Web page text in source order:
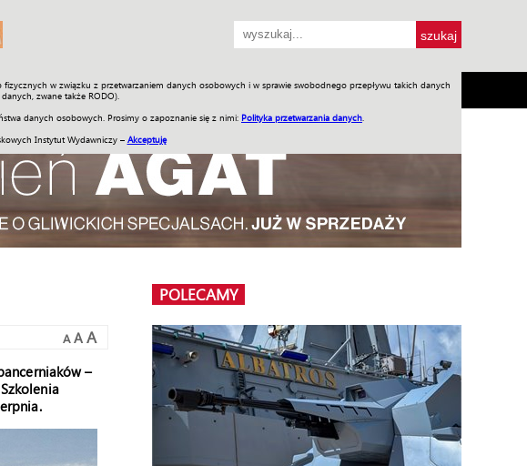
w związku z przetwarzaniem danych osobowych i w sprawie swobodnego przepływu takich danych
zwane także RODO).
danych osobowych. Prosimy o zapoznanie się z nimi: Polityka przetwarzania danych
Instytut Wydawniczy – Akceptuję
Wideo ENGLISH SKLEP Jednodniówki Praca w WIW
A A A
–
POLECAMY